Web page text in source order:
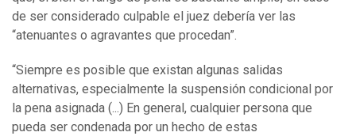
de ser considerado culpable el juez debería ver las
“atenuantes o agravantes que procedan”.
“Siempre es posible que existan algunas salidas
alternativas, especialmente la suspensión condicional por
la pena asignada (...) En general, cualquier persona que
pueda ser condenada por un hecho de estas